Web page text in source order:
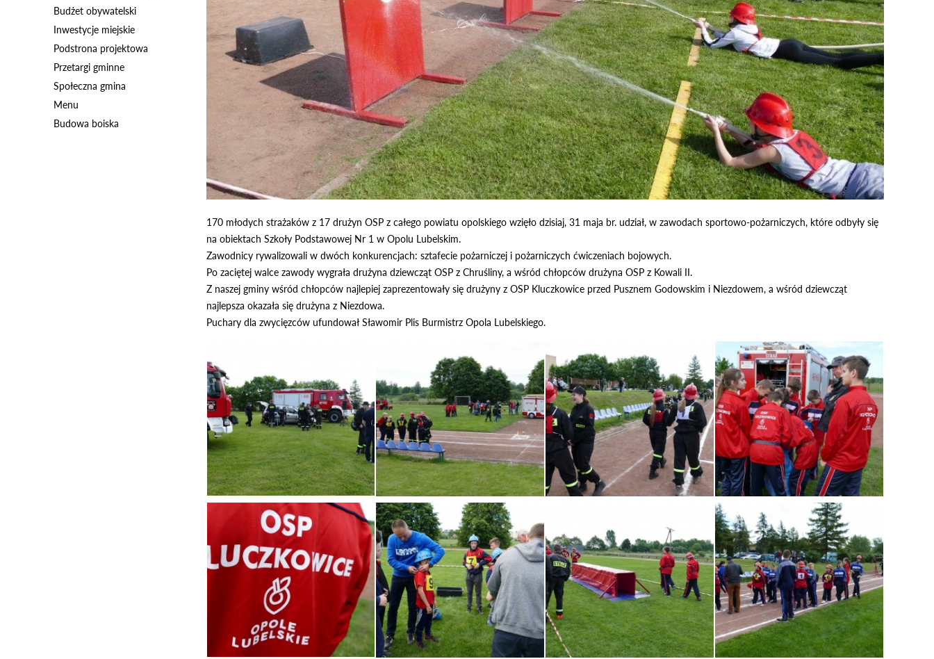
Budżet obywatelski
Inwestycje miejskie
Podstrona projektowa
Przetargi gminne
Społeczna gmina
Menu
Budowa boiska
170 młodych strażaków z 17 drużyn OSP z całego powiatu opolskiego wzięło dzisiaj, 31 maja br. udział, w zawodach sportowo-pożarniczych, które odbyły się
na obiektach Szkoły Podstawowej Nr 1 w Opolu Lubelskim.
Zawodnicy rywalizowali w dwóch konkurencjach: sztafecie pożarniczej i pożarniczych ćwiczeniach bojowych.
Po zaciętej walce zawody wygrała drużyna dziewcząt OSP z Chruśliny, a wśród chłopców drużyna OSP z Kowali II.
Z naszej gminy wśród chłopców najlepiej zaprezentowały się drużyny z OSP Kluczkowice przed Pusznem Godowskim i Niezdowem, a wśród dziewcząt
najlepsza okazała się drużyna z Niezdowa.
Puchary dla zwycięzców ufundował Sławomir Plis Burmistrz Opola Lubelskiego.